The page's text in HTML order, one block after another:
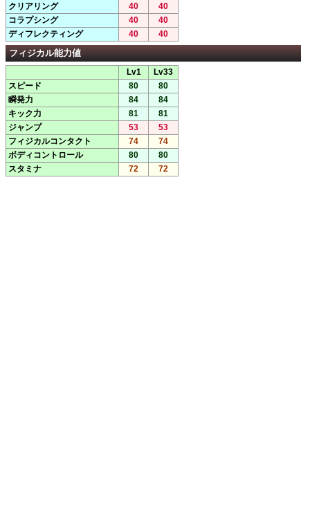
クリアリング 40
40
コラプシング
40
40
ディフレクティング
40 40
フィジカル能力値
Lv1
Lv33
スピード
80
80
瞬発力
84
84
キック力
81
81
ジャンプ
53
53
フィジカルコンタクト
74
74
ボディコントロール
80
80
スタミナ
72 72